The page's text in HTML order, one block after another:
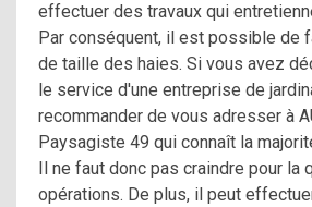
effectuer des travaux qui
Par conséquent, il est possible de
de taille des haies. Si vous avez
le service d'une entreprise de
recommander de vous adresser à
Paysagiste 49 qui connaît la
Il ne faut donc pas craindre pour la
opérations. De plus, il peut